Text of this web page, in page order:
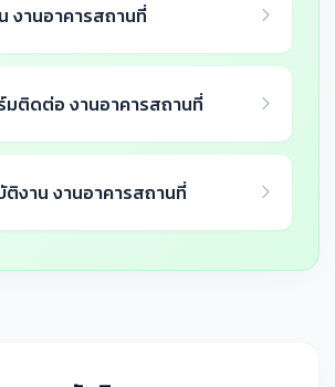
งานอาคารสถานที่
ติดต่อ งานอาคารสถานที่
งาน งานอาคารสถานที่